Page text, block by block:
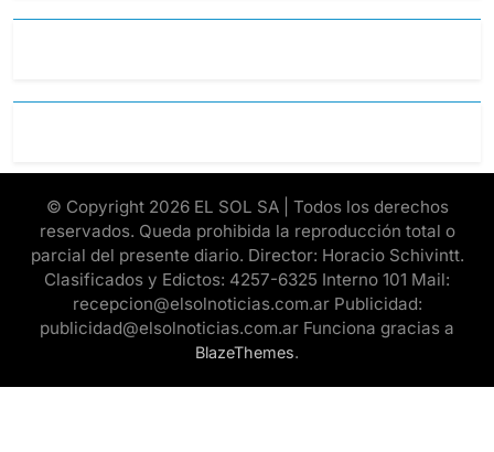
© Copyright 2026 EL SOL SA | Todos los derechos
reservados. Queda prohibida la reproducción total o
parcial del presente diario. Director: Horacio Schivintt.
Clasificados y Edictos: 4257-6325 Interno 101 Mail:
recepcion@elsolnoticias.com.ar Publicidad:
publicidad@elsolnoticias.com.ar Funciona gracias a
BlazeThemes.